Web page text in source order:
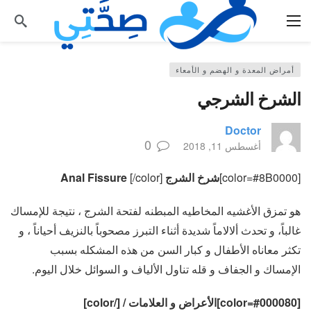
أمراض المعدة و الهضم و الأمعاء
الشرخ الشرجي
Doctor
أغسطس 11, 2018 0
[color=#8B0000] شرخ الشرج Anal Fissure [/color]
هو تمزق الأغشيه المخاطيه المبطنه لفتحة الشرج ، نتيجة للإمساك
غالباً، و تحدث ألالاماً شديدة أثناء التبرز مصحوباً بالنزيف أحياناً ، و
تكثر معاناه الأطفال و كبار السن من هذه المشكله بسبب
الإمساك و الجفاف و قله تناول الألياف و السوائل خلال اليوم.
[color=#000080]الأعراض و العلامات / [/color]